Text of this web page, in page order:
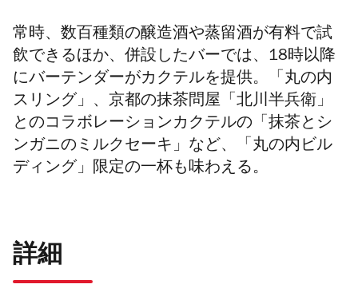
常時、数百種類の醸造酒や蒸留酒が有料で試
飲できるほか、併設したバーでは、18時以降
にバーテンダーがカクテルを提供。「丸の内
スリング」、京都の抹茶問屋「北川半兵衛」
とのコラボレーションカクテルの「抹茶とシ
ンガニのミルクセーキ」など、「丸の内ビル
ディング」限定の一杯も味わえる。
詳細